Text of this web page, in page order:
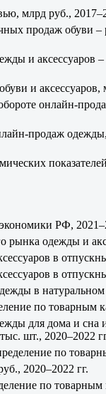
млрд руб.,
продаж обуви
и аксессуаров
и аксессуаров,
онлайн-
продаж
РФ,
рынка одежды и
в
в
в
по товарным
для дома и сна
шт., 2020–2022
по
2020–2022 гг.
по